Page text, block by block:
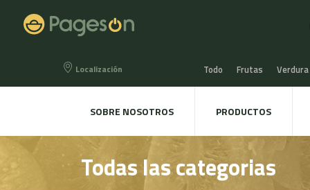
Localización Todo Frutas Verdura
Miel, Mermeladas y
Agua, Refrescos y Zumos
Directo a la mesa
SOBRE NOSOTROS PRODUCTOS
Todas las categorias